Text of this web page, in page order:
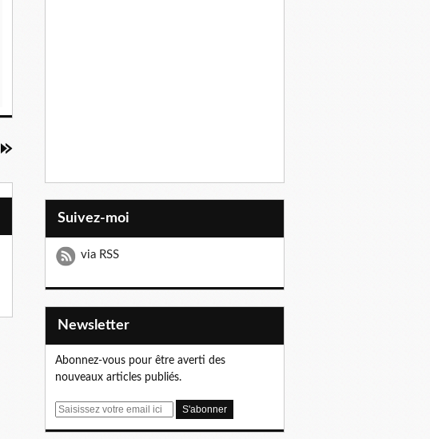
Suivez-moi
via RSS
Newsletter
Abonnez-vous pour être averti des
nouveaux articles publiés.
E